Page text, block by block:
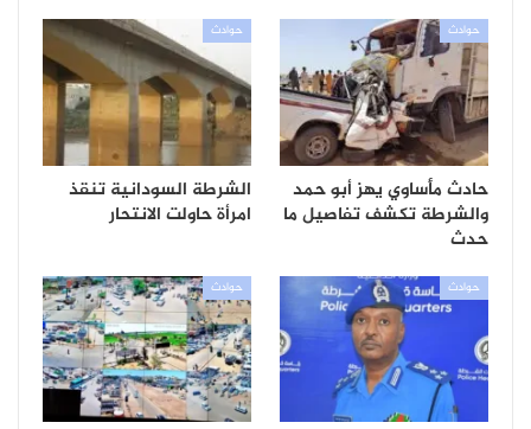
حوادث
حادث مأساوي يهز أبو حمد
والشرطة تكشف تفاصيل ما
حدث
حوادث
الشرطة السودانية تنقذ
امرأة حاولت الانتحار
حوادث حوادث